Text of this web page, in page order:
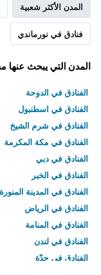
المدن الأكثر شعبية
فنادق في نورماندي
المدن التي يبحث عنها
الفنادق في الدوحة
الفنادق في اسطنبول
الفنادق في شرم الشيخ
الفنادق في مكة المكرمة
الفنادق في دبي
الفنادق في الخبر
الفنادق في المدينة المنورة
الفنادق في الرياض
الفنادق في المنامة
الفنادق في لندن
الفنادق في جدّة